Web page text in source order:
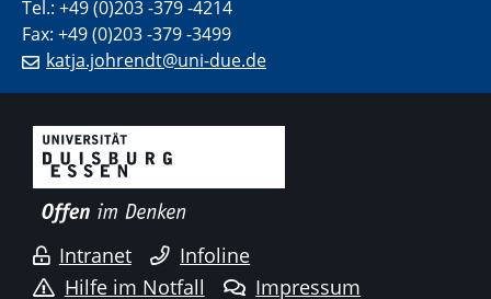
Tel.: +49 (0)203 -379 -4214
Fax: +49 (0)203 -379 -3499
katja.johrendt@uni-due.de
Intranet
Infoline
Hilfe im Notfall
Impressum